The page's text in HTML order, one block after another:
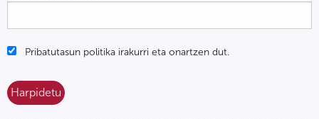
Pribatutasun politika irakurri eta onartzen dut.